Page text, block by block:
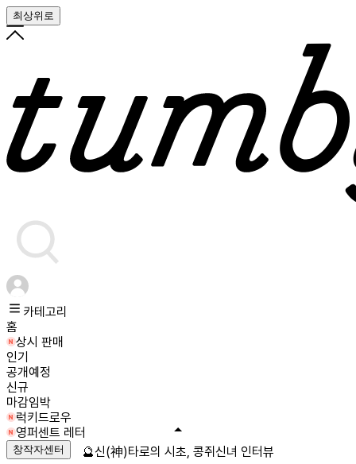
최상위로
카테고리
홈
상시 판매
인기
공개예정
신규
마감임박
럭키드로우
영퍼센트 레터
창작자센터 🔮신(神)타로의 시초, 콩쥐신녀 인터뷰